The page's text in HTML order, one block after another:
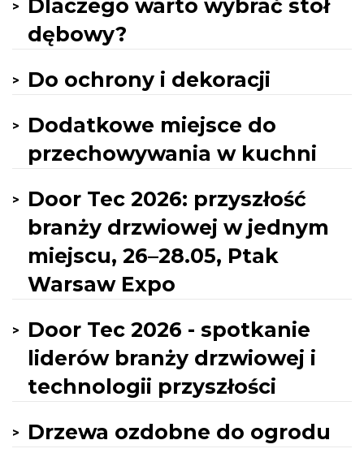
Dlaczego warto wybrać stół
dębowy?
Do ochrony i dekoracji
Dodatkowe miejsce do
przechowywania w kuchni
Door Tec 2026: przyszłość
branży drzwiowej w jednym
miejscu, 26–28.05, Ptak
Warsaw Expo
Door Tec 2026 - spotkanie
liderów branży drzwiowej i
technologii przyszłości
Drzewa ozdobne do ogrodu